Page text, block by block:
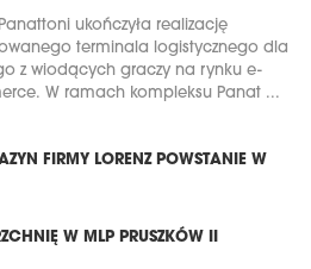
ukończyła realizację
terminala logistycznego dla
z wiodących graczy na rynku e-
W ramach kompleksu Panat ...
FIRMY LORENZ POWSTANIE W
W MLP PRUSZKÓW II